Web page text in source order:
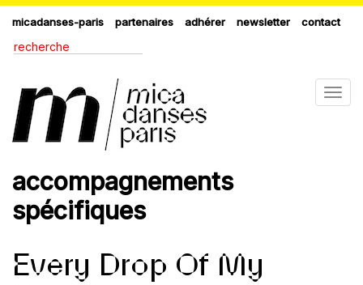
micadanses-paris partenaires adhérer newsletter contact
accompagnements
spécifiques
Every Drop Of My